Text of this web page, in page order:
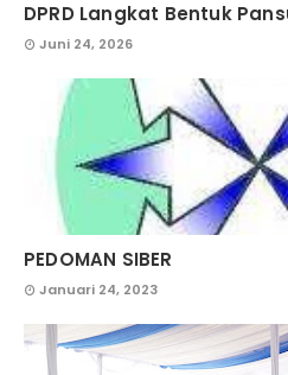
DPRD Langkat Bentuk
Juni 24, 2026
PEDOMAN SIBER
Januari 24, 2023